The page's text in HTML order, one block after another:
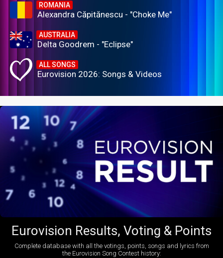
ROMANIA
Alexandra Căpitănescu - "Choke Me"
AUSTRALIA
Delta Goodrem - "Eclipse"
ALL SONGS
Eurovision 2026: Songs & Videos
Eurovision Results, Voting & Points
Complete database with all the votings, points, songs and lyrics from
the Eurovision Song Contest history: